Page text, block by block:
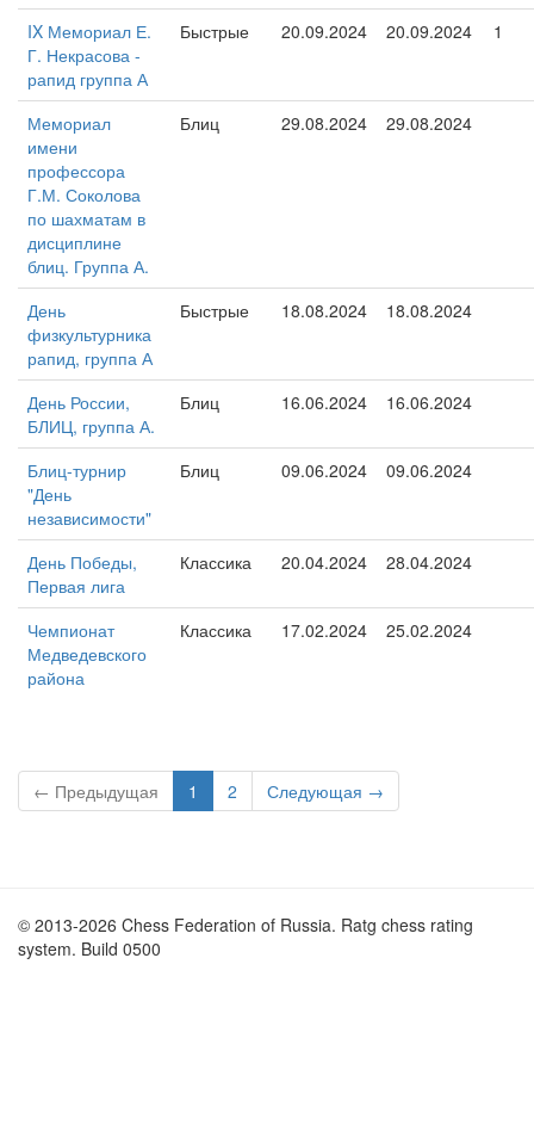
IX Мемориал Е.
Г. Некрасова -
рапид группа А
Быстрые 20.09.2024 20.09.2024 1
Мемориал
имени
профессора
Г.М. Соколова
по шахматам в
дисциплине
блиц. Группа А.
Блиц 29.08.2024 29.08.2024
День
физкультурника
рапид, группа А
Быстрые 18.08.2024 18.08.2024
День России,
БЛИЦ, группа А.
Блиц 16.06.2024 16.06.2024
Блиц-турнир
"День
независимости"
Блиц 09.06.2024 09.06.2024
День Победы,
Первая лига
Классика 20.04.2024 28.04.2024
Чемпионат
Медведевского
района
Классика 17.02.2024 25.02.2024
← Предыдущая 1 2 Следующая →
© 2013-2026 Chess Federation of Russia. Ratg chess rating
system. Build 0500